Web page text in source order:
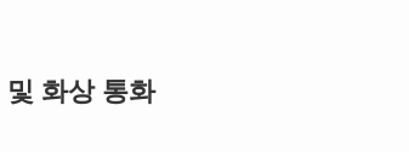
및 화상 통화